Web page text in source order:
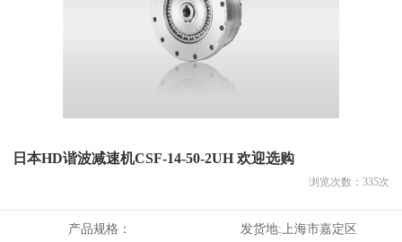
日本HD谐波减速机CSF-14-50-2UH 欢迎选购
浏览次数： 335次
产品规格： 发货地: 上海市嘉定区